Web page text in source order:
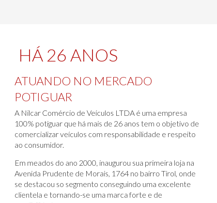
HÁ 26 ANOS
ATUANDO NO MERCADO
POTIGUAR
A Nilcar Comércio de Veículos LTDA é uma empresa
100% potiguar que há mais de 26 anos tem o objetivo de
comercializar veículos com responsabilidade e respeito
ao consumidor.
Em meados do ano 2000, inaugurou sua primeira loja na
Avenida Prudente de Morais, 1764 no bairro Tirol, onde
se destacou so segmento conseguindo uma excelente
clientela e tornando-se uma marca forte e de